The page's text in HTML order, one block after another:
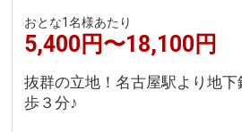
おとな1名様あたり
5,400円〜18,100円
抜群の立地！名古屋駅より地
歩３分♪